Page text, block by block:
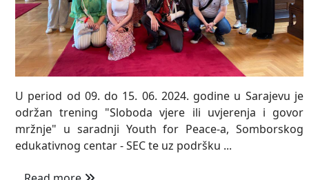
U period od 09. do 15. 06. 2024. godine u Sarajevu je
održan trening "Sloboda vjere ili uvjerenja i govor
mržnje" u saradnji Youth for Peace-a, Somborskog
edukativnog centar - SEC te uz podršku ...